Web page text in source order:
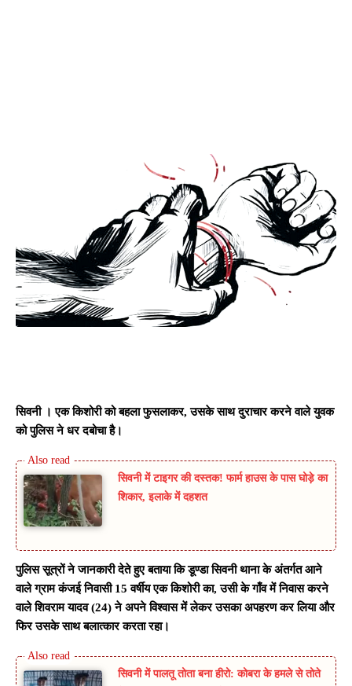
सिवनी । एक किशोरी को बहला फुसलाकर, उसके साथ दुराचार करने वाले युवक
को पुलिस ने धर दबोचा है।
सिवनी में टाइगर की दस्तक! फार्म हाउस के पास घोड़े का
शिकार, इलाके में दहशत
पुलिस सूत्रों ने जानकारी देते हुए बताया कि डूण्डा सिवनी थाना के अंतर्गत आने
वाले ग्राम कंजई निवासी 15 वर्षीय एक किशोरी का,उसी के गाँव में निवास करने
वाले शिवराम यादव (24) ने अपने विश्वास में लेकर उसका अपहरण कर लिया और
फिर उसके साथ बलात्कार करता रहा।
सिवनी में पालतू तोता बना हीरो: कोबरा के हमले से तोते